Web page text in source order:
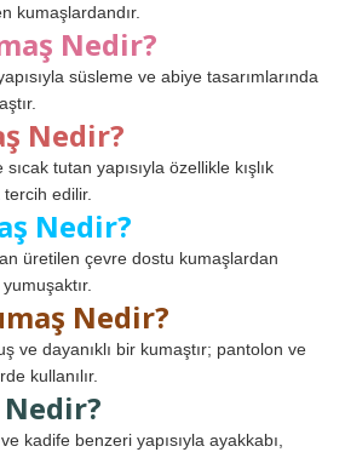
kumaşlardandır.
Nedir?
süsleme ve abiye tasarımlarında
Nedir?
tutan yapısıyla özellikle kışlık
edilir.
Nedir?
üretilen çevre dostu kumaşlardan
Nedir?
ve dayanıklı bir kumaştır; pantolon ve
kullanılır.
kadife benzeri yapısıyla ayakkabı,